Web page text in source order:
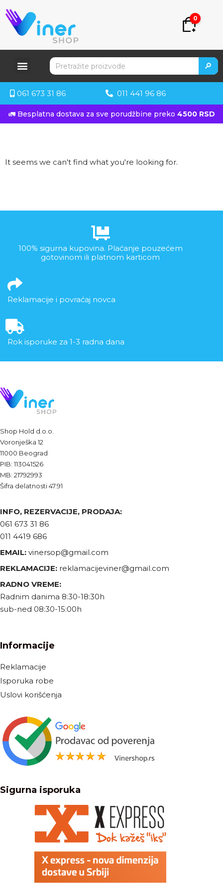
0
🔎
061 673 31 86 011 441 96 86
🚛 Besplatna dostava za sve porudžbine preko 4500 RSD
It seems we can't find what you're looking for.
100% sigurna kupovina. Plaćanje pouzećem
gotovinom ili platnom karticom
Reklamacije i povraćaj novca
Rok isporuke za 1-3 radna dana
Shop Hold d.o.o.
Voronješka 12
11000 Beograd
PIB: 113041526
MB: 21792993
Šifra delatnosti 47.91
INFO, REZERVACIJE, PRODAJA:
061 673 31 86
011 4419 686
EMAIL: vinersop@gmail.com
REKLAMACIJE: reklamacijeviner@gmail.com
RADNO VREME:
Radnim danima 8:30-18:30h
sub-ned 08:30-15:00h
Informacije
Reklamacije
Isporuka robe
Uslovi korišćenja
Sigurna isporuka